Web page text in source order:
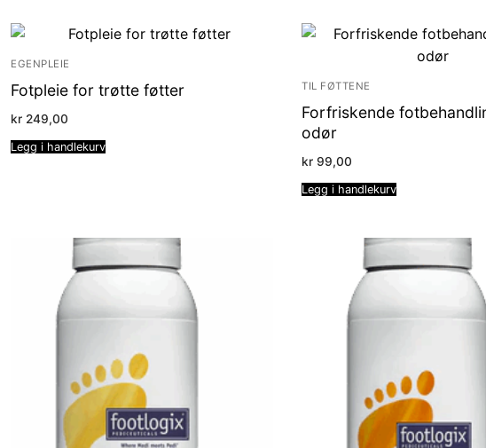
EGENPLEIE
Fotpleie for trøtte føtter
kr 249,00
Legg i handlekurv
TIL FØTTENE
Forfriskende
odør
kr 99,00
Legg i handlekurv